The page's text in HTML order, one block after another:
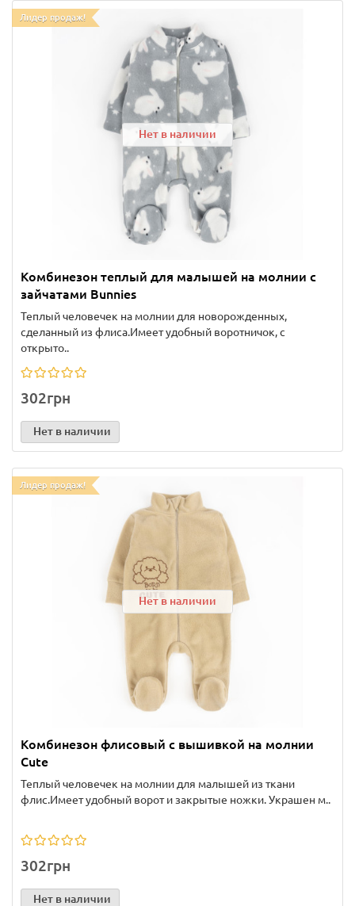
Лидер продаж!
Нет в наличии
Комбинезон теплый для малышей на молнии с
зайчатами Bunnies
Теплый человечек на молнии для новорожденных,
сделанный из флиса.Имеет удобный воротничок, с
открыто..
302грн
Нет в наличии
Лидер продаж!
Нет в наличии
Комбинезон флисовый с вышивкой на молнии
Cute
Теплый человечек на молнии для малышей из ткани
флис.Имеет удобный ворот и закрытые ножки. Украшен м..
302грн
Нет в наличии